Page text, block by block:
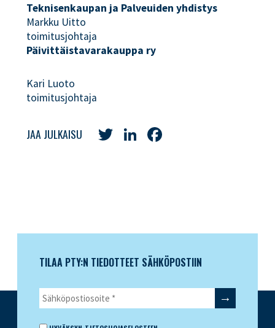
Teknisenkaupan ja Palveuiden yhdistys
Markku Uitto
toimitusjohtaja
Päivittäistavarakauppa ry
Kari Luoto
toimitusjohtaja
JAA JULKAISU TwitterLinkedIn
TILAA PTY:N TIEDOTTEET SÄHKÖPOSTIIN